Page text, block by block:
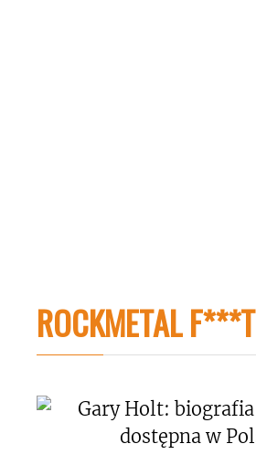
ROCKMETAL F***T